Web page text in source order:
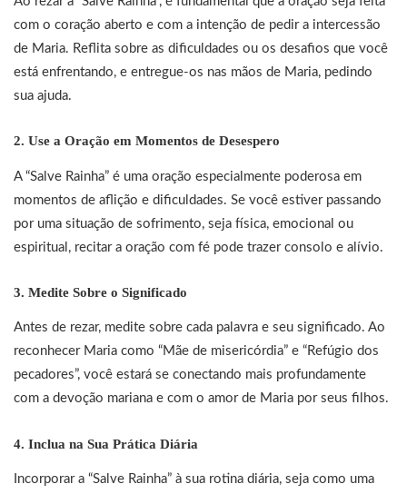
com o coração aberto e com a intenção de pedir a intercessão
de Maria. Reflita sobre as dificuldades ou os desafios que você
está enfrentando, e entregue-os nas mãos de Maria, pedindo
sua ajuda.
2. Use a Oração em Momentos de Desespero
A “Salve Rainha” é uma oração especialmente poderosa em
momentos de aflição e dificuldades. Se você estiver passando
por uma situação de sofrimento, seja física, emocional ou
espiritual, recitar a oração com fé pode trazer consolo e alívio.
3. Medite Sobre o Significado
Antes de rezar, medite sobre cada palavra e seu significado. Ao
reconhecer Maria como “Mãe de misericórdia” e “Refúgio dos
pecadores”, você estará se conectando mais profundamente
com a devoção mariana e com o amor de Maria por seus filhos.
4. Inclua na Sua Prática Diária
Incorporar a “Salve Rainha” à sua rotina diária, seja como uma